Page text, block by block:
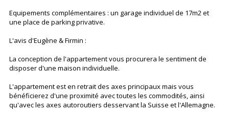
Equipements complémentaires : un garage individuel de 17m2 et
une place de parking privative.
L'avis d'Eugène & Firmin :
La conception de l'appartement vous procurera le sentiment de
disposer d'une maison individuelle.
L'appartement est en retrait des axes principaux mais vous
bénéficierez d'une proximité avec toutes les commodités, ainsi
qu'avec les axes autoroutiers desservant la Suisse et l'Allemagne.